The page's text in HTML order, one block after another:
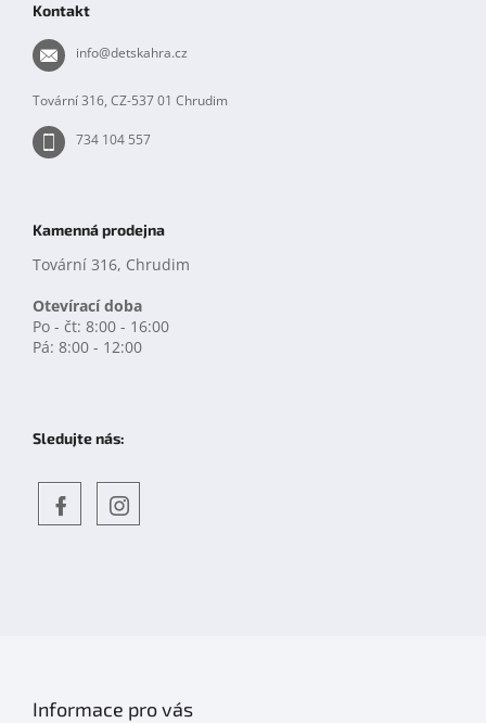
Kontakt
info@detskahra.cz
Tovární 316, CZ-537 01 Chrudim
734 104 557
Kamenná prodejna
Tovární 316, Chrudim
Otevírací doba
Po - čt: 8:00 - 16:00
Pá: 8:00 - 12:00
Sledujte nás:
Informace pro vás